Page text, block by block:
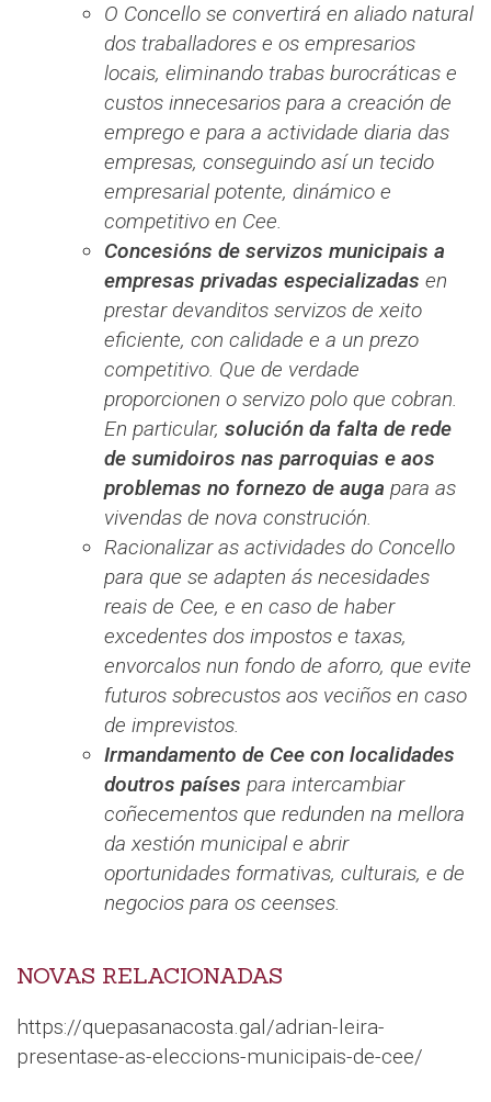
O Concello se convertirá en aliado natural
dos traballadores e os empresarios
locais, eliminando trabas burocráticas e
custos innecesarios para a creación de
emprego e para a actividade diaria das
empresas, conseguindo así un tecido
empresarial potente, dinámico e
competitivo en Cee.
Concesións de servizos municipais a
empresas privadas especializadas en
prestar devanditos servizos de xeito
eficiente, con calidade e a un prezo
competitivo. Que de verdade
proporcionen o servizo polo que cobran.
En particular, solución da falta de rede
de sumidoiros nas parroquias e aos
problemas no fornezo de auga para as
vivendas de nova construción.
Racionalizar as actividades do Concello
para que se adapten ás necesidades
reais de Cee, e en caso de haber
excedentes dos impostos e taxas,
envorcalos nun fondo de aforro, que evite
futuros sobrecustos aos veciños en caso
de imprevistos.
Irmandamento de Cee con localidades
doutros países para intercambiar
coñecementos que redunden na mellora
da xestión municipal e abrir
oportunidades formativas, culturais, e de
negocios para os ceenses.
NOVAS RELACIONADAS
https://quepasanacosta.gal/adrian-leira-
presentase-as-eleccions-municipais-de-cee/